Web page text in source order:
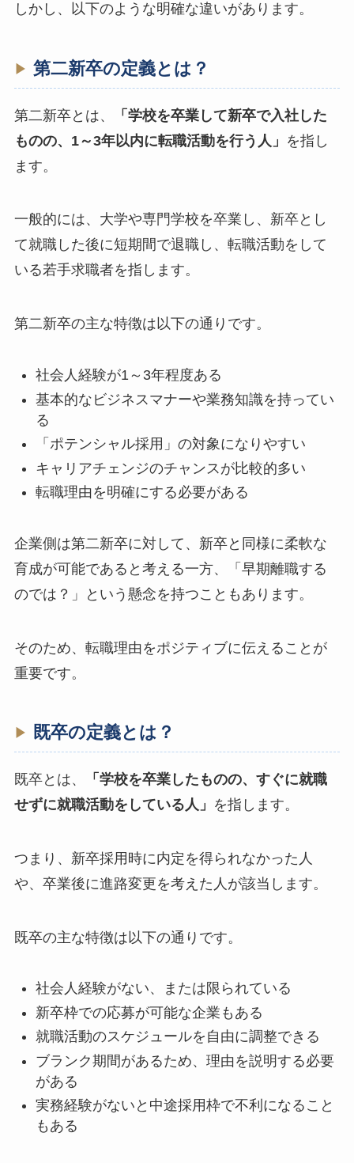
しかし、以下のような明確な違いがあります。
第二新卒の定義とは？
第二新卒とは、
「学校を卒業して新卒で入社した
ものの、1～3年以内に転職活動を行う人」 を指し
ます。
一般的には、大学や専門学校を卒業し、新卒とし
て就職した後に短期間で退職し、転職活動をして
いる若手求職者を指します。
第二新卒の主な特徴は以下の通りです。
社会人経験が1～3年程度ある
基本的なビジネスマナーや業務知識を持ってい
る
「ポテンシャル採用」の対象になりやすい
キャリアチェンジのチャンスが比較的多い
転職理由を明確にする必要がある
企業側は第二新卒に対して、新卒と同様に柔軟な
育成が可能であると考える一方、「早期離職する
のでは？」という懸念を持つこともあります。
そのため、転職理由をポジティブに伝えることが
重要です。
既卒の定義とは？
既卒とは、
「学校を卒業したものの、すぐに就職
せずに就職活動をしている人」 を指します。
つまり、新卒採用時に内定を得られなかった人
や、卒業後に進路変更を考えた人が該当します。
既卒の主な特徴は以下の通りです。
社会人経験がない、または限られている
新卒枠での応募が可能な企業もある
就職活動のスケジュールを自由に調整できる
ブランク期間があるため、理由を説明する必要
がある
実務経験がないと中途採用枠で不利になること
もある